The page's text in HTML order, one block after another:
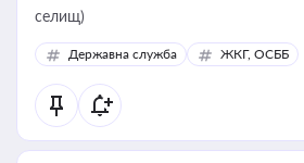
селищ)
Державна служба ЖКГ, ОСББ